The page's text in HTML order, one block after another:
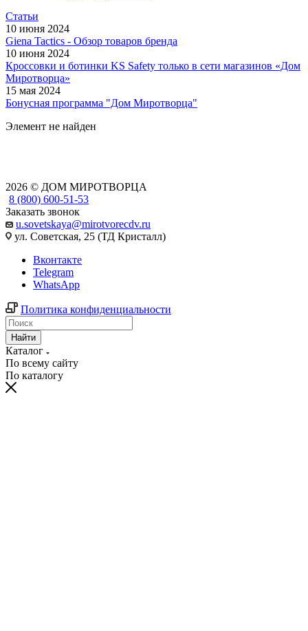
Статьи
10 июня 2024
Giena Tactics - Обзор товаров бренда
10 июня 2024
Кроссовки и ботинки KS Safety только в сети магазинов «Дом
Миротворца»
15 мая 2024
Бонусная программа "Дом Миротворца"
Элемент не найден
2026 © ДОМ МИРОТВОРЦА
8 (800) 600-51-53
Заказать звонок
u.sovetskaya@mirotvorecdv.ru
ул. Советская, 25 (ТД Кристалл)
Вконтакте
Telegram
WhatsApp
Политика конфиденциальности
Найти
Каталог
По всему сайту
По каталогу